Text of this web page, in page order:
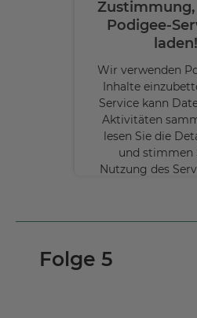
Podigee-
laden!
Wir verwenden
Inhalte
Service kann
Aktivitäten
lesen Sie die
und stimmen
Nutzung des
Folge 5